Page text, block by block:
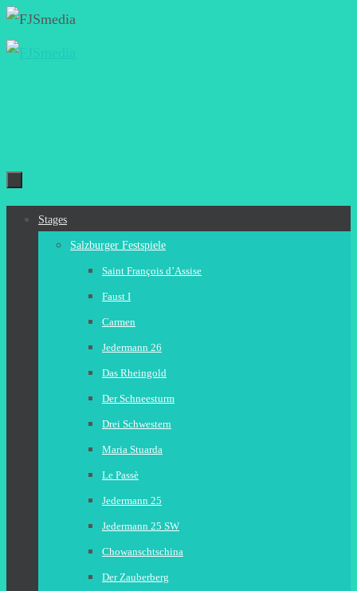
Zum
Inhalt
Zum
Stages
Salzburger Festspiele
Saint François d’Assise
Faust I
Carmen
Jedermann 26
Das Rheingold
Der Schneesturm
Drei Schwestern
Maria Stuarda
Le Passè
Jedermann 25
Jedermann 25 SW
Chowanschtschina
Der Zauberberg